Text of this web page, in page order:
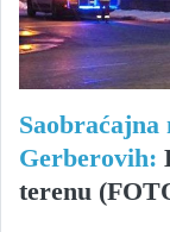
Saobraćajna
Gerberovih:
terenu